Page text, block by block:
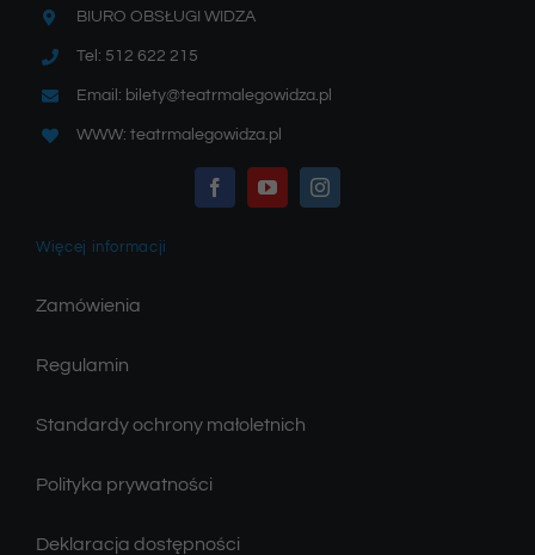
BIURO OBSŁUGI WIDZA
Tel: 512 622 215
Email: bilety@teatrmalegowidza.pl
WWW: teatrmalegowidza.pl
Więcej informacji
Zamówienia
Regulamin
Standardy ochrony małoletnich
Polityka prywatności
Deklaracja dostępności